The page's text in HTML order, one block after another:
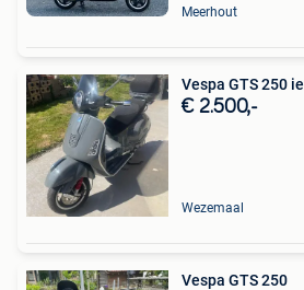
Meerhout
Vespa GTS 250 ie
€ 2.500,-
Wezemaal
Vespa GTS 250